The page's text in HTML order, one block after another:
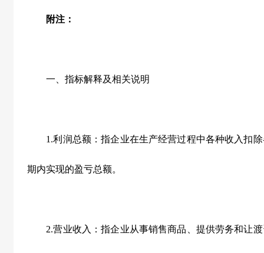
附注：
一、指标解释及相关说明
1.利润总额：指企业在生产经营过程中各种收入扣除
期内实现的盈亏总额。
2.营业收入：指企业从事销售商品、提供劳务和让渡